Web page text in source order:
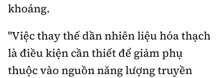
khoáng.
"Việc thay thế dần nhiên liệu hóa thạch
là điều kiện cần thiết để giảm phụ
thuộc vào nguồn năng lượng truyền